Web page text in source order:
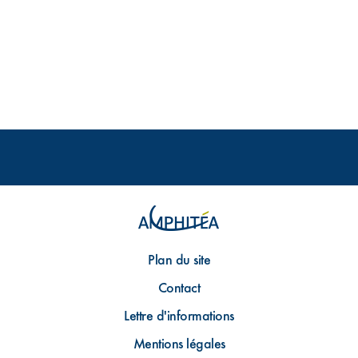
Plan du site
Contact
Lettre d'informations
Mentions légales